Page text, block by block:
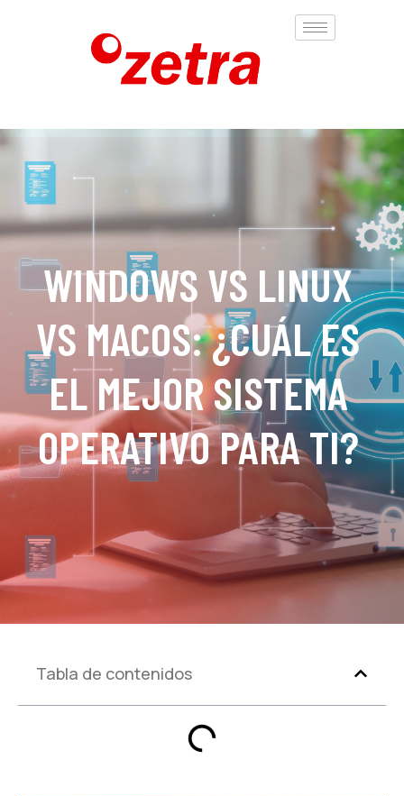
WINDOWS VS LINUX
VS MACOS: ¿CUÁL ES
EL MEJOR SISTEMA
OPERATIVO PARA TI?
Tabla de contenidos